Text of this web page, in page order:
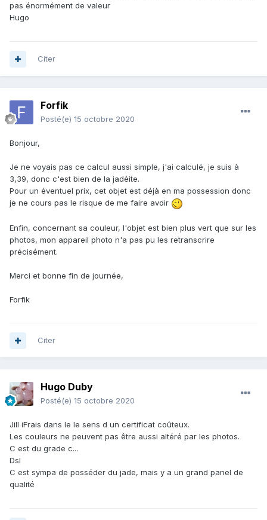
pas énormément de valeur
Hugo
Citer
Forfik
Posté(e) 15 octobre 2020
Bonjour,
Je ne voyais pas ce calcul aussi simple, j'ai calculé, je suis à
3,39, donc c'est bien de la jadéite.
Pour un éventuel prix, cet objet est déjà en ma possession donc
je ne cours pas le risque de me faire avoir
Enfin, concernant sa couleur, l'objet est bien plus vert que sur les
photos, mon appareil photo n'a pas pu les retranscrire
précisément.
Merci et bonne fin de journée,
Forfik
Citer
Hugo Duby
Posté(e) 15 octobre 2020
Jill iFrais dans le le sens d un certificat coûteux.
Les couleurs ne peuvent pas être aussi altéré par les photos.
C est du grade c...
Dsl
C est sympa de posséder du jade, mais y a un grand panel de
qualité